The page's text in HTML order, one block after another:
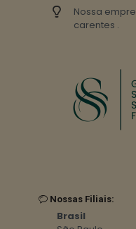
Nossa
carentes .
Nossas Filiais:
Brasil